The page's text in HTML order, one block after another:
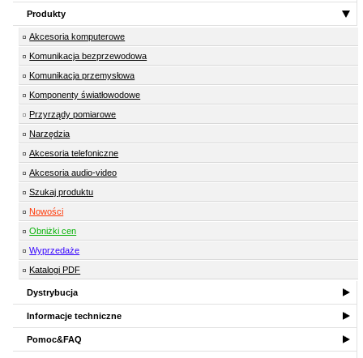
Produkty
Akcesoria komputerowe
Komunikacja bezprzewodowa
Komunikacja przemysłowa
Komponenty światłowodowe
Przyrządy pomiarowe
Narzędzia
Akcesoria telefoniczne
Akcesoria audio-video
Szukaj produktu
Nowości
Obniżki cen
Wyprzedaże
Katalogi PDF
Dystrybucja
Informacje techniczne
Pomoc&FAQ